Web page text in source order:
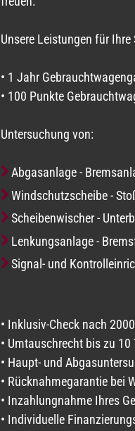
Unsere Leistungen für Ihre
• 1 Jahr
• 100 Punkte
Untersuchung von:
Abgasanlage -
Windschutzscheibe -
Scheibenwischer -
Lenkungsanlage -
Signal- und
• Inklusiv-Check nach
• Umtauschrecht bis zu
• Haupt- und
• Rücknahmegarantie bei
• Inzahlungnahme Ihres
• Individuelle